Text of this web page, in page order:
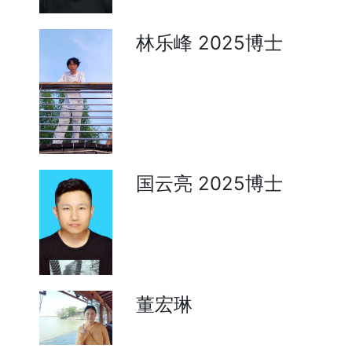
林乐峰 2025博士
国云亮 2025博士
董宏琳